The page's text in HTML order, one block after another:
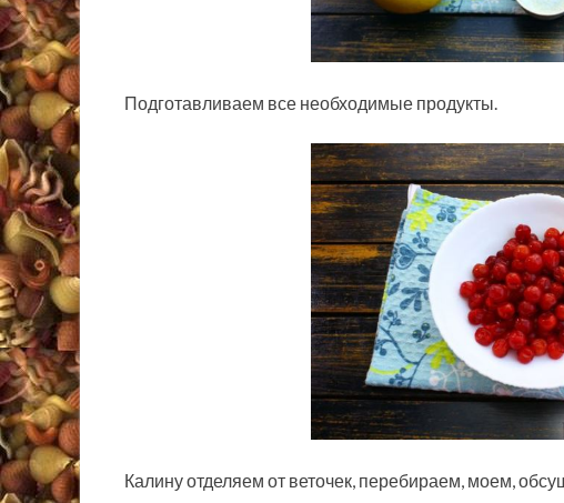
Подготавливаем все необходимые продукты.
Калину отделяем от веточек, перебираем, моем,